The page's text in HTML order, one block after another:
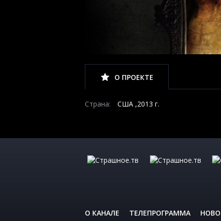
О ПРОЕКТЕ
Страна: США ,2013 г.
О КАНАЛЕ ТЕЛЕПРОГРАММА